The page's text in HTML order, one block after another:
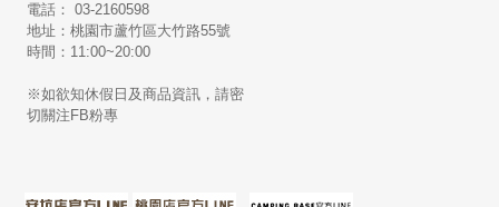
電話： 03-2160598
地址：桃園市蘆竹區大竹路55號
時間：11:00~20:00
※如欲知休假日及商品資訊，請密
切關注FB粉專